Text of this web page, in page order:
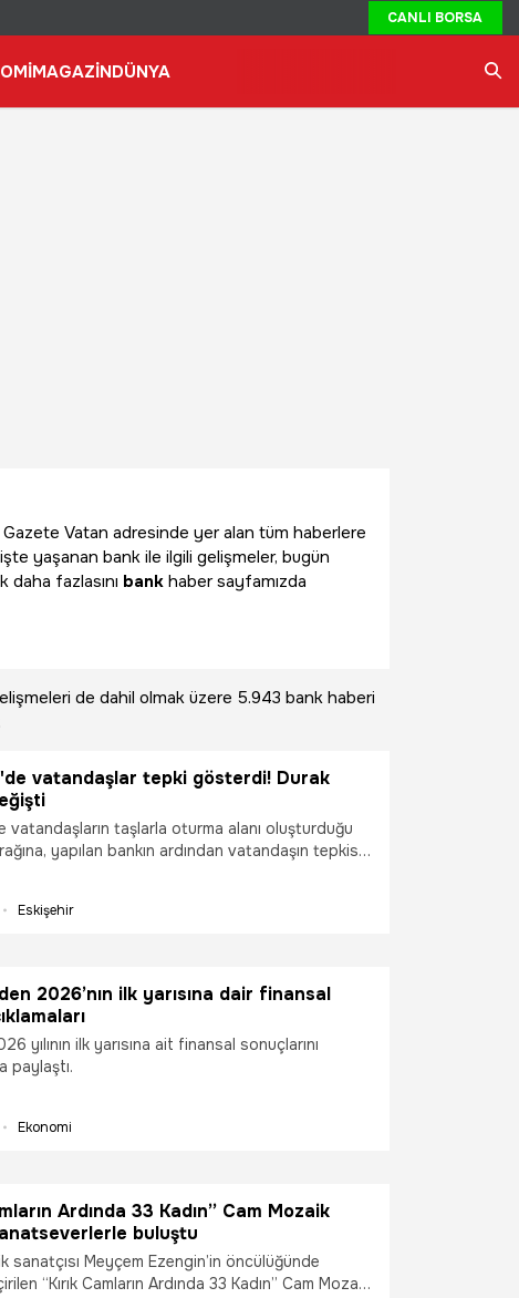
CANLI BORSA
MAGAZİNDÜNYA
Vatan adresinde yer alan tüm haberlere
yaşanan bank ile ilgili gelişmeler, bugün
fazlasını bank haber sayfamızda
de dahil olmak üzere 5.943 bank haberi
vatandaşlar tepki gösterdi! Durak
vatandaşların taşlarla oturma alanı oluşturduğu
yapılan bankın ardından vatandaşın tepkisi
Eskişehir
2026’nın ilk yarısına dair finansal
yılının ilk yarısına ait finansal sonuçlarını
paylaştı.
Ekonomi
Ardında 33 Kadın” Cam Mozaik
buluştu
sanatçısı Meyçem Ezengin’in öncülüğünde
“Kırık Camların Ardında 33 Kadın” Cam Mozaik